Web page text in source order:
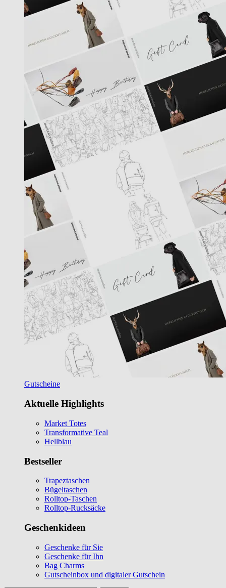
Gutscheine
Aktuelle Highlights
Market Totes
Transformative Teal
Hellblau
Bestseller
Trapeztaschen
Bügeltaschen
Rolltop-Taschen
Rolltop-Rucksäcke
Geschenkideen
Geschenke für Sie
Geschenke für Ihn
Bag Charms
Gutscheinbox und digitaler Gutschein